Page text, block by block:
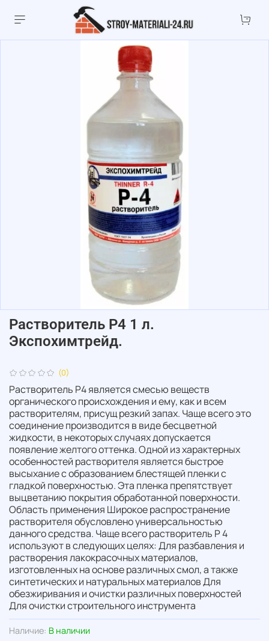
(0)
Наличие: В наличии
Растворитель Р4 1 л.
Экспохимтрейд.
Растворитель Р4 является смесью веществ
органического происхождения и ему, как и всем
растворителям, присущ резкий запах. Чаще всего это
соединение производится в виде бесцветной
жидкости, в некоторых случаях допускается
появление желтого оттенка. Одной из характерных
особенностей растворителя является быстрое
высыхание с образованием блестящей пленки с
гладкой поверхностью. Эта пленка препятствует
выцветанию покрытия обработанной поверхности.
Область применения Широкое распространение
растворителя обусловлено универсальностью
данного средства. Чаще всего растворитель Р 4
используют в следующих целях: Для разбавления и
растворения лакокрасочных материалов,
изготовленных на основе различных смол, а также
синтетических и натуральных материалов Для
обезжиривания и очистки различных поверхностей
Для очистки строительного инструмента